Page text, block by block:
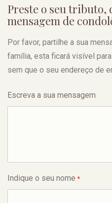
Preste o seu tributo,
mensagem de
Por favor, partilhe a sua
família, esta ficará visível
sem que o seu endereço de
Escreva a sua mensagem
Indique o seu nome *